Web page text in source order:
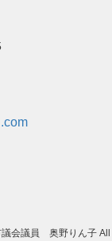
会議員 奥野りん子 All